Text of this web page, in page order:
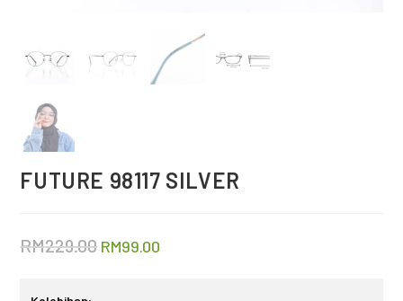
FUTURE 98117 SILVER
RM229.00 RM99.00